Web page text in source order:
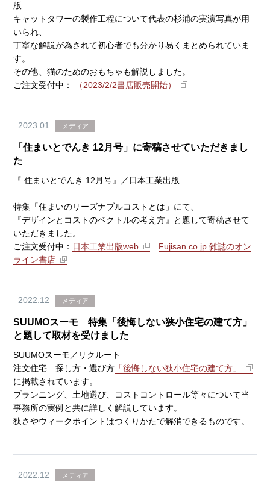
版
キャットタワーの製作工程について代表の杉浦の実演写真が用
いられ、
丁寧な解説が為されて初心者でも分かり易くまとめられていま
す。
その他、猫のためのおもちゃも解説しました。
ご注文受付中：
（2023/2/2書店販売開始）
2023.01 メディア
「住まいとでんき 12月号」に寄稿させていただきまし
た
『 住まいとでんき 12月号』／日本工業出版
特集 「住まいのリーズナブルコストとは」 にて、
『デザインとコストのベクトルの考え方』と題 して寄稿させて
いただきました。
ご注文受付中： 日本工業出版web
Fujisan.co.jp 雑誌のオン
ライン書店
2022.12 メディア
SUUMOスーモ 特集「後悔しない狭小住宅の建て方」
と題して取材を受けました
SUUMOスーモ／リクルート
注文住宅 探し方・選び方 「後悔しない狭小住宅の建て方」
に掲載されています。
プランニング、土地選び、コストコントロール等々について当
事務所の実例と共に詳しく解説しています。
狭さやウィークポイントはつくりかたで解消できるものです。
2022.12 メディア